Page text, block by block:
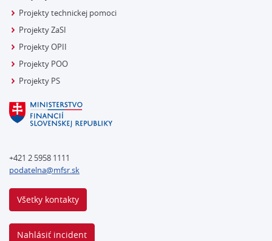
Projekty technickej pomoci
Projekty ZaSI
Projekty OPII
Projekty POO
Projekty PS
+421 2 5958 1111
podatelna@mfsr.sk
Všetky kontakty
Nahlásiť incident